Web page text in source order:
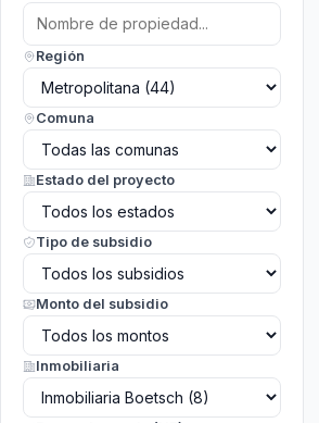
Región
Comuna
Estado del proyecto
Tipo de subsidio
Monto del subsidio
Inmobiliaria